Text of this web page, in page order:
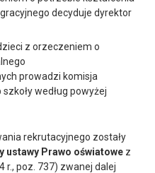
decyduje dyrektor
z orzeczeniem o
prowadzi komisja
według powyżej
rekrutacyjnego zostały
ustawy Prawo oświatowe z
r., poz. 737) zwanej dalej